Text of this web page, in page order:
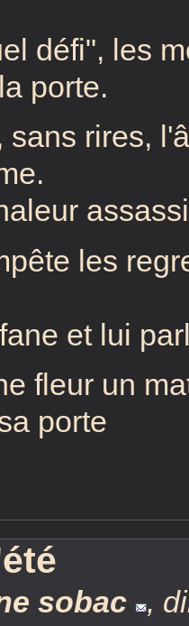
défi", les
porte.
sans rires,
les
et lui
fleur un
porte
sobac ,